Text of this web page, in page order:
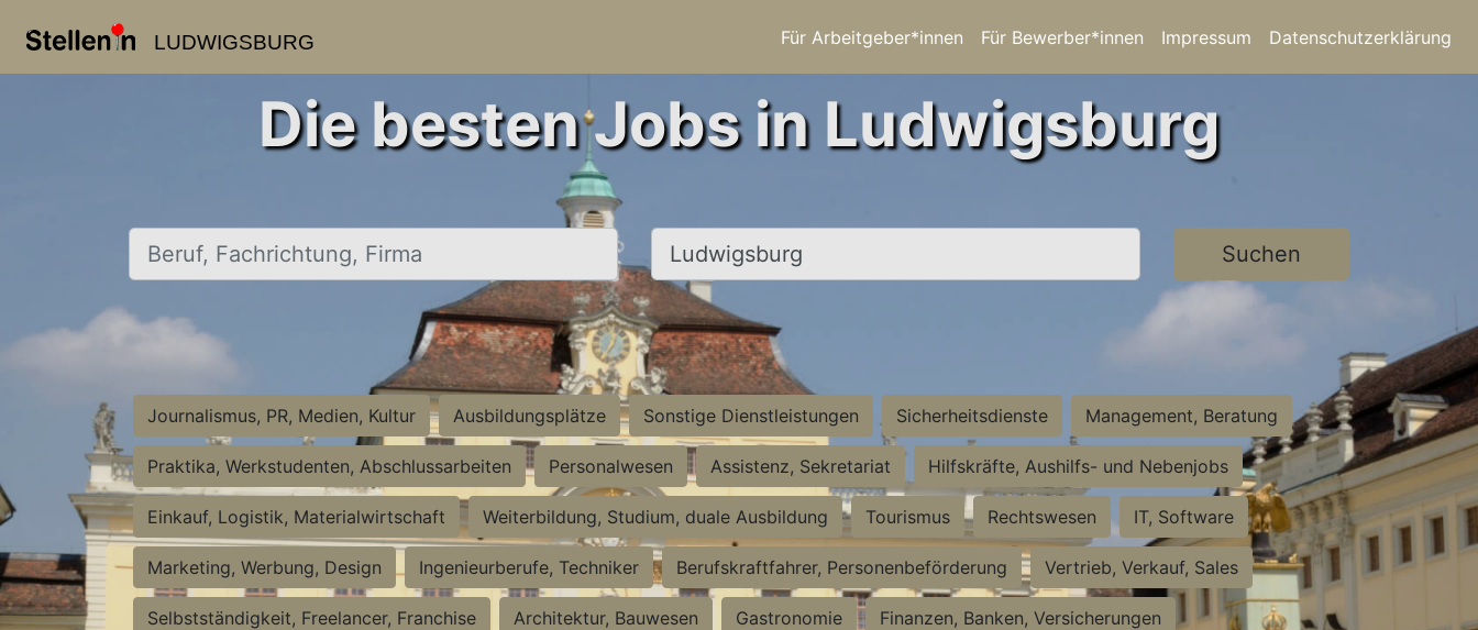
LUDWIGSBURG Für Arbeitgeber*innen Für Bewerber*innen Impressum Datenschutzerklärung
Die besten Jobs in Ludwigsburg
Beruf, Fachrichtung, Firma Ort, Stadt Suchen
Journalismus, PR, Medien, Kultur Ausbildungsplätze Sonstige Dienstleistungen Sicherheitsdienste Management, Beratung
Praktika, Werkstudenten, Abschlussarbeiten Personalwesen Assistenz, Sekretariat Hilfskräfte, Aushilfs- und Nebenjobs
Einkauf, Logistik, Materialwirtschaft Weiterbildung, Studium, duale Ausbildung Tourismus Rechtswesen IT, Software
Marketing, Werbung, Design Ingenieurberufe, Techniker Berufskraftfahrer, Personenbeförderung Vertrieb, Verkauf, Sales
Selbstständigkeit, Freelancer, Franchise Architektur, Bauwesen Gastronomie Finanzen, Banken, Versicherungen